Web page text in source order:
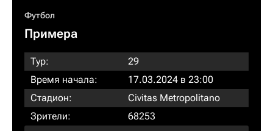
Футбол
Примера
Тур:
29
Время начала:
17.03.2024 в 23:00
Стадион:
Civitas Metropolitano
Зрители:
68253